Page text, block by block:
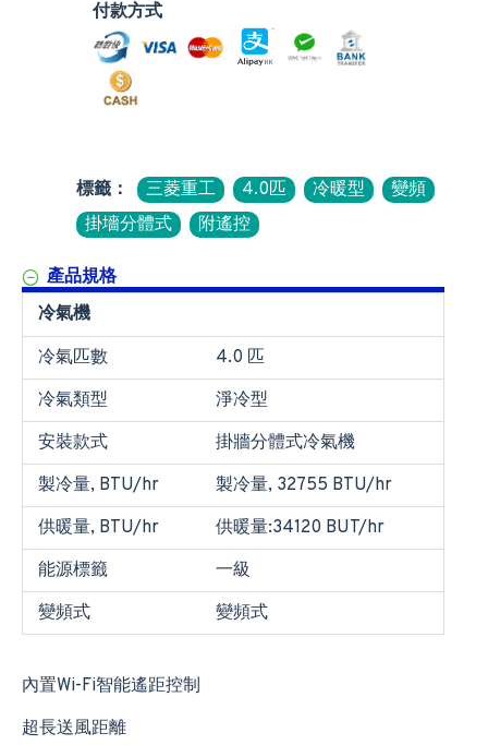
付款方式
標籤： 三菱重工 4.0匹 冷暖型
變頻
掛墻分體式
附遙控
產品規格
冷氣機
冷氣匹數
4.0 匹
冷氣類型
淨冷型
安裝款式
掛牆分體式冷氣機
製冷量, BTU/hr
製冷量, 32755 BTU/hr
供暖量, BTU/hr
供暖量:34120 BUT/hr
能源標籤
一級
變頻式
變頻式
內置Wi-Fi智能遙距控制
超長送風距離